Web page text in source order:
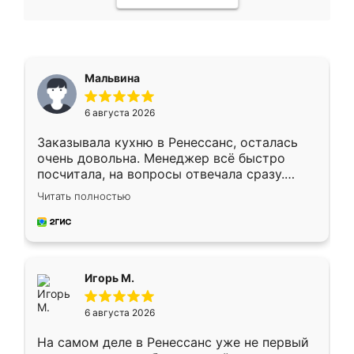
Мальвина
6 августа 2026
Заказывала кухню в Ренессанс, осталась
очень довольна. Менеджер всё быстро
посчитала, на вопросы отвечала сразу.
Замерщик приехал в субботу, подошёл к
делу со всей ответственностью. Собрали
за день, ребята работали аккуратно, даже
Читать полностью
Игорь М.
6 августа 2026
На самом деле в Ренессанс уже не первый